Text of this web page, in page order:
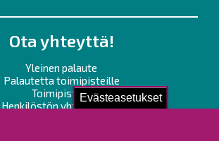
Evästeasetukset
Ota yhteyttä!
Yleinen palaute
Palautetta toimipisteille
Toimipisteet
Henkilöstön yhteystiedot